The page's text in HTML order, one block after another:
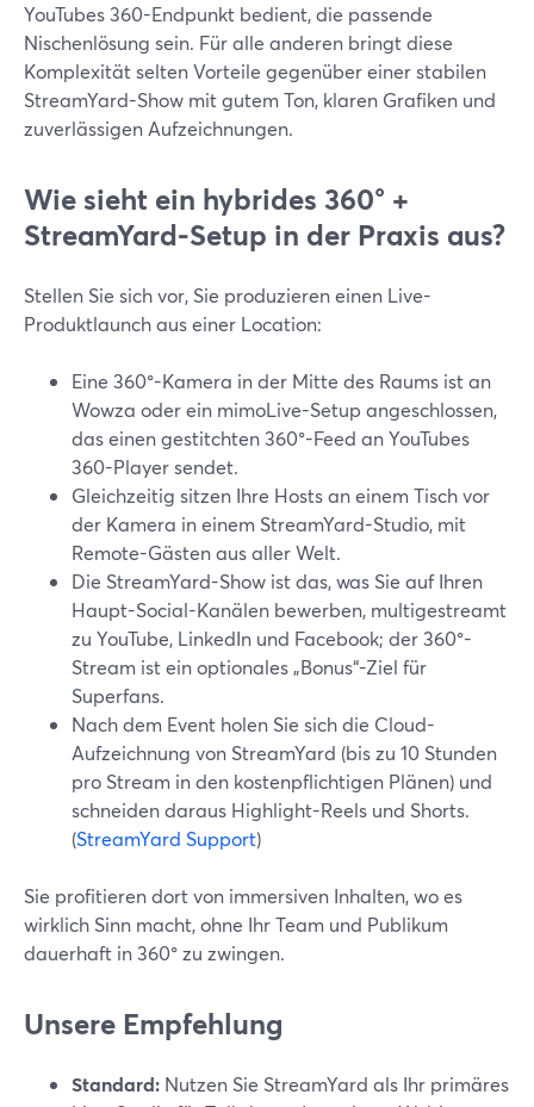
YouTubes 360-Endpunkt bedient, die passende
Nischenlösung sein. Für alle anderen bringt diese
Komplexität selten Vorteile gegenüber einer stabilen
StreamYard-Show mit gutem Ton, klaren Grafiken und
zuverlässigen Aufzeichnungen.
Wie sieht ein hybrides 360° +
StreamYard-Setup in der Praxis aus?
Stellen Sie sich vor, Sie produzieren einen Live-
Produktlaunch aus einer Location:
Eine 360°-Kamera in der Mitte des Raums ist an
Wowza oder ein mimoLive-Setup angeschlossen,
das einen gestitchten 360°-Feed an YouTubes
360-Player sendet.
Gleichzeitig sitzen Ihre Hosts an einem Tisch vor
der Kamera in einem StreamYard-Studio, mit
Remote-Gästen aus aller Welt.
Die StreamYard-Show ist das, was Sie auf Ihren
Haupt-Social-Kanälen bewerben, multigestreamt
zu YouTube, LinkedIn und Facebook; der 360°-
Stream ist ein optionales „Bonus“-Ziel für
Superfans.
Nach dem Event holen Sie sich die Cloud-
Aufzeichnung von StreamYard (bis zu 10 Stunden
pro Stream in den kostenpflichtigen Plänen) und
schneiden daraus Highlight-Reels und Shorts.
(StreamYard Support)
Sie profitieren dort von immersiven Inhalten, wo es
wirklich Sinn macht, ohne Ihr Team und Publikum
dauerhaft in 360° zu zwingen.
Unsere Empfehlung
Standard: Nutzen Sie StreamYard als Ihr primäres